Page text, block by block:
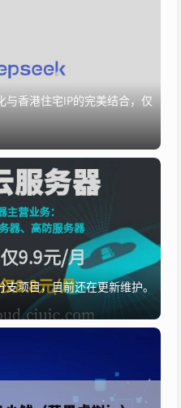
与香港住宅IP的完美结合，仅
项目，目前还在更新维护。